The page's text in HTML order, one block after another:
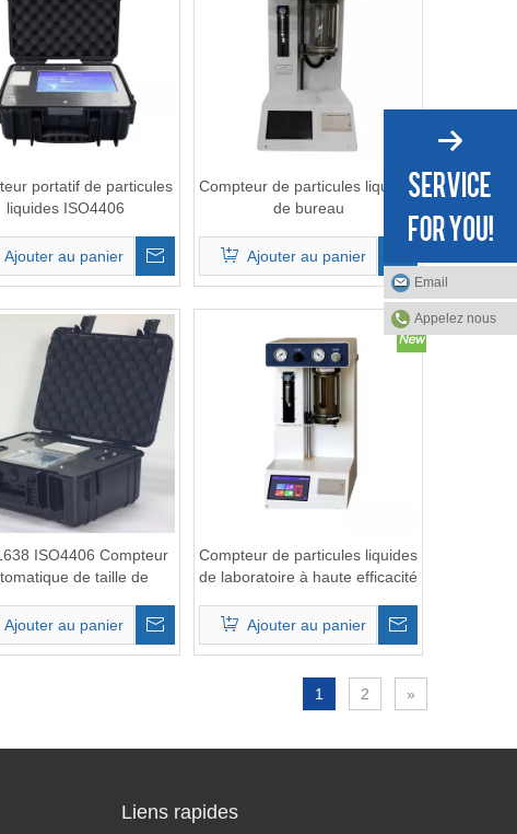
portatif de particules
liquides ISO4406
Ajouter au panier
Compteur de particules liquides
de bureau
Ajouter au panier
ISO4406 Compteur
de taille de
les particules dans
l'huile
Ajouter au panier
Compteur de particules liquides
de laboratoire à haute efficacité
Ajouter au panier
1 2 »
Liens rapides
Email
Appelez nous